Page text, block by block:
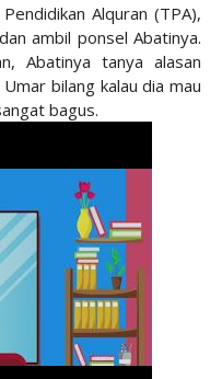
Alquran (TPA),
ambil ponsel Abatinya.
Abatinya tanya alasan
bilang kalau dia mau
bagus.